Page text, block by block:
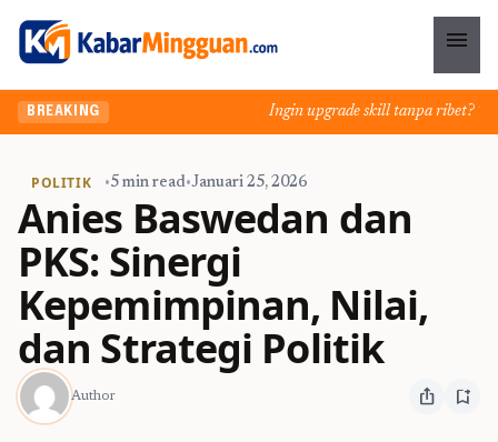
menu
BREAKING Ingin upgrade skill tanpa ribet?
POLITIK •5 min read•Januari 25, 2026
Anies Baswedan dan
PKS: Sinergi
Kepemimpinan, Nilai,
dan Strategi Politik
Author ios_share bookmark_add